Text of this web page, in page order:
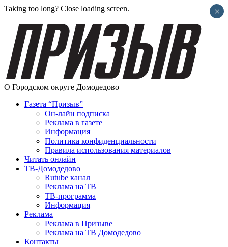
Taking too long? Close loading screen.
О Городском округе Домодедово
Газета “Призыв”
Он-лайн подписка
Реклама в газете
Информация
Политика конфиденциальности
Правила использования материалов
Читать онлайн
ТВ-Домодедово
Rutube канал
Реклама на ТВ
ТВ-программа
Информация
Реклама
Реклама в Призыве
Реклама на ТВ Домодедово
Контакты
×